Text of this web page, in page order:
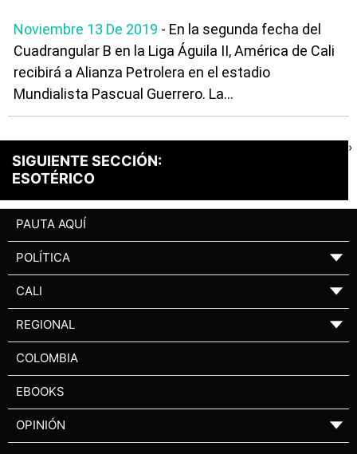
Noviembre 13 De 2019 - En la segunda fecha del
Cuadrangular B en la Liga Águila II, América de Cali
recibirá a Alianza Petrolera en el estadio
Mundialista Pascual Guerrero. La...
SIGUIENTE SECCIÓN:
ESOTÉRICO
›
PAUTA AQUÍ
POLÍTICA ▼
CALI ▼
REGIONAL ▼
COLOMBIA
EBOOKS
OPINIÓN ▼